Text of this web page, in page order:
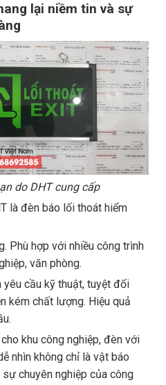
lại niềm tin và sự
do DHT cung cấp
là đèn báo lối thoát hiểm
Phù hợp với nhiều công trình
văn phòng.
yêu cầu kỹ thuật, tuyệt đối
kém chất lượng. Hiệu quả
khu công nghiệp, đèn với
nhìn không chỉ là vật báo
chuyên nghiệp của công